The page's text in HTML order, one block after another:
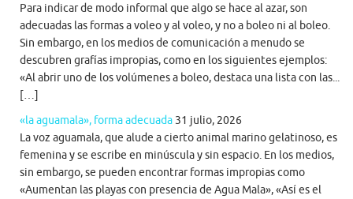
Para indicar de modo informal que algo se hace al azar, son
adecuadas las formas a voleo y al voleo, y no a boleo ni al boleo.
Sin embargo, en los medios de comunicación a menudo se
descubren grafías impropias, como en los siguientes ejemplos:
«Al abrir uno de los volúmenes a boleo, destaca una lista con las...
[…]
«la aguamala», forma adecuada 31 julio, 2026
La voz aguamala, que alude a cierto animal marino gelatinoso, es
femenina y se escribe en minúscula y sin espacio. En los medios,
sin embargo, se pueden encontrar formas impropias como
«Aumentan las playas con presencia de Agua Mala», «Así es el